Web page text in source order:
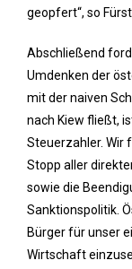
geopfert“, so Fürst.
Abschließend
Umdenken der
mit der naiven
nach Kiew fließt,
Steuerzahler. Wir
Stopp aller
sowie die
Sanktionspolitik.
Bürger für unser
Wirtschaft